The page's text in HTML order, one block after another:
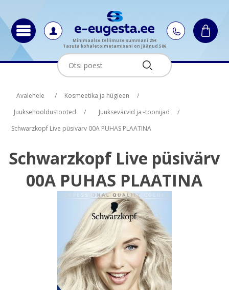
Minimaalse tellimuse summani 25€
Tasuta kohaletoimetamiseni on jäänud 50€
Avalehele / Kosmeetika ja hügieen
/
Juuksehooldustooted
/ Juuksevärvid ja -toonijad
/
Schwarzkopf Live püsivärv 00A PUHAS PLAATINA
Schwarzkopf Live püsivärv
00A PUHAS PLAATINA